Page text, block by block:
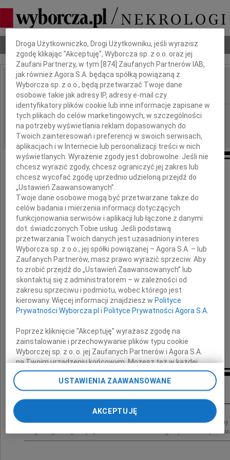
Nekrologi Odeszli Poradnik pogrzebowy
IMIĘ I NAZWISKO: Józef Wodnicki
REGION: Szczecin
DATA EMISJI: 13.02.2010
Z głębokim smutkiem żegnamy
Przyjaciela naszego domu
Józefa Wodnickiego
Łączymy się w bólu z
Rodziną
Beata i Kornelia
Inne kondolencje
"Nie umiera ten, kto trwa w pamięci żywych" Z największym smutkiem przyjęliśmy
kolegi i długoletniego współpracownika Józefa Wodnickiego Był dla nas
Dbamy o Twoją prywatność
Droga Użytkowniczko, Drogi Użytkowniku, jeśli wyrazisz
zgodę klikając "Akceptuję", Wyborcza sp. z o.o. oraz jej
Zaufani Partnerzy, w tym [874 ] Zaufanych Partnerów IAB,
jak również Agora S.A. będąca spółką powiązaną z
Wyborcza sp. z o.o., będą przetwarzać Twoje dane
osobowe takie jak adresy IP, adresy e-mail czy
identyfikatory plików cookie lub inne informacje zapisane w
tych plikach do celów marketingowych, w szczególności
na potrzeby wyświetlania reklam dopasowanych do
Twoich zainteresowań i preferencji w swoich serwisach,
aplikacjach i w Internecie lub personalizacji treści w nich
wyświetlanych. Wyrażenie zgody jest dobrowolne. Jeśli nie
chcesz wyrazić zgody, chcesz ograniczyć jej zakres lub
chcesz wycofać zgodę uprzednio udzieloną przejdź do
„Ustawień Zaawansowanych”.
Twoje dane osobowe mogą być przetwarzane także do
celów badania i mierzenia informacji dotyczących
funkcjonowania serwisów i aplikacji lub łączone z danymi
dot. świadczonych Tobie usług. Jeśli podstawą
przetwarzania Twoich danych jest uzasadniony interes
Wyborcza sp. z o.o., jej spółki powiązanej – Agora S.A. – lub
Zaufanych Partnerów, masz prawo wyrazić sprzeciw. Aby
to zrobić przejdź do „Ustawień Zaawansowanych” lub
skontaktuj się z administratorem – w zależności od
zakresu sprzeciwu i podmiotu, wobec którego jest
kierowany. Więcej informacji znajdziesz w Polityce
Prywatności Wyborcza.pl i Polityce Prywatności Agora S.A.
Poprzez kliknięcie "Akceptuję" wyrażasz zgodę na
zainstalowanie i przechowywanie plików typu cookie
Wyborczej sp. z o. o. jej Zaufanych Partnerów i Agora S.A.
na Twoim urządzeniu końcowym. Możesz też w każdej
chwili zmienić swoje preferencje dot. plików cookie,
ponownie wywołując narzędzie do zarządzania Twoimi
preferencjami dot. przetwarzania danych poprzez
odnośnik „Ustawienia prywatności” w stopce serwisu i
przechodząc do sekcji „Ustawienia zaawansowane”.
Zmiana ustawień plików cookie możliwa jest także za
pomocą ustawień przeglądarki.
USTAWIENIA ZAAWANSOWANE
AKCEPTUJĘ